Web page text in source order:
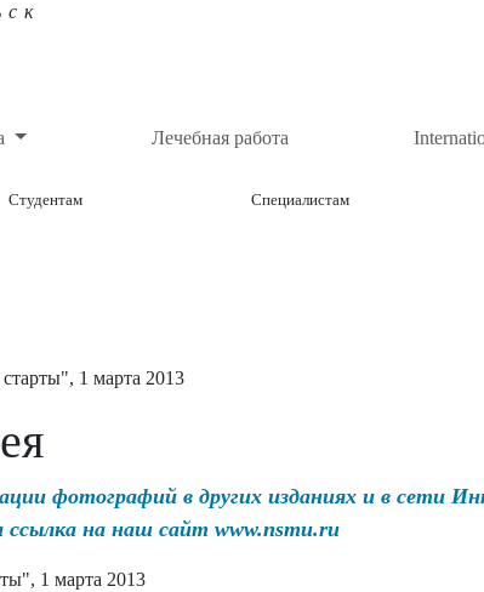
Лечебная работа
Студентам Специалистам
1 марта 2013
фотографий в других изданиях и в сети
ссылка на наш сайт www.nsmu.ru
1 марта 2013